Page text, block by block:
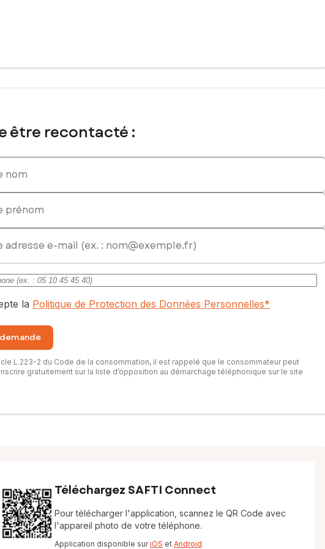
être recontacté :
la Politique de Protection des Données Personnelles*
L.223-2 du Code de la consommation, il est rappelé que le consommateur peut
gratuitement sur la liste d’opposition au démarchage téléphonique sur le site
Téléchargez SAFTI Connect
Pour télécharger l'application, scannez le QR Code avec
l'appareil photo de votre téléphone.
Application disponible suriOS et Android